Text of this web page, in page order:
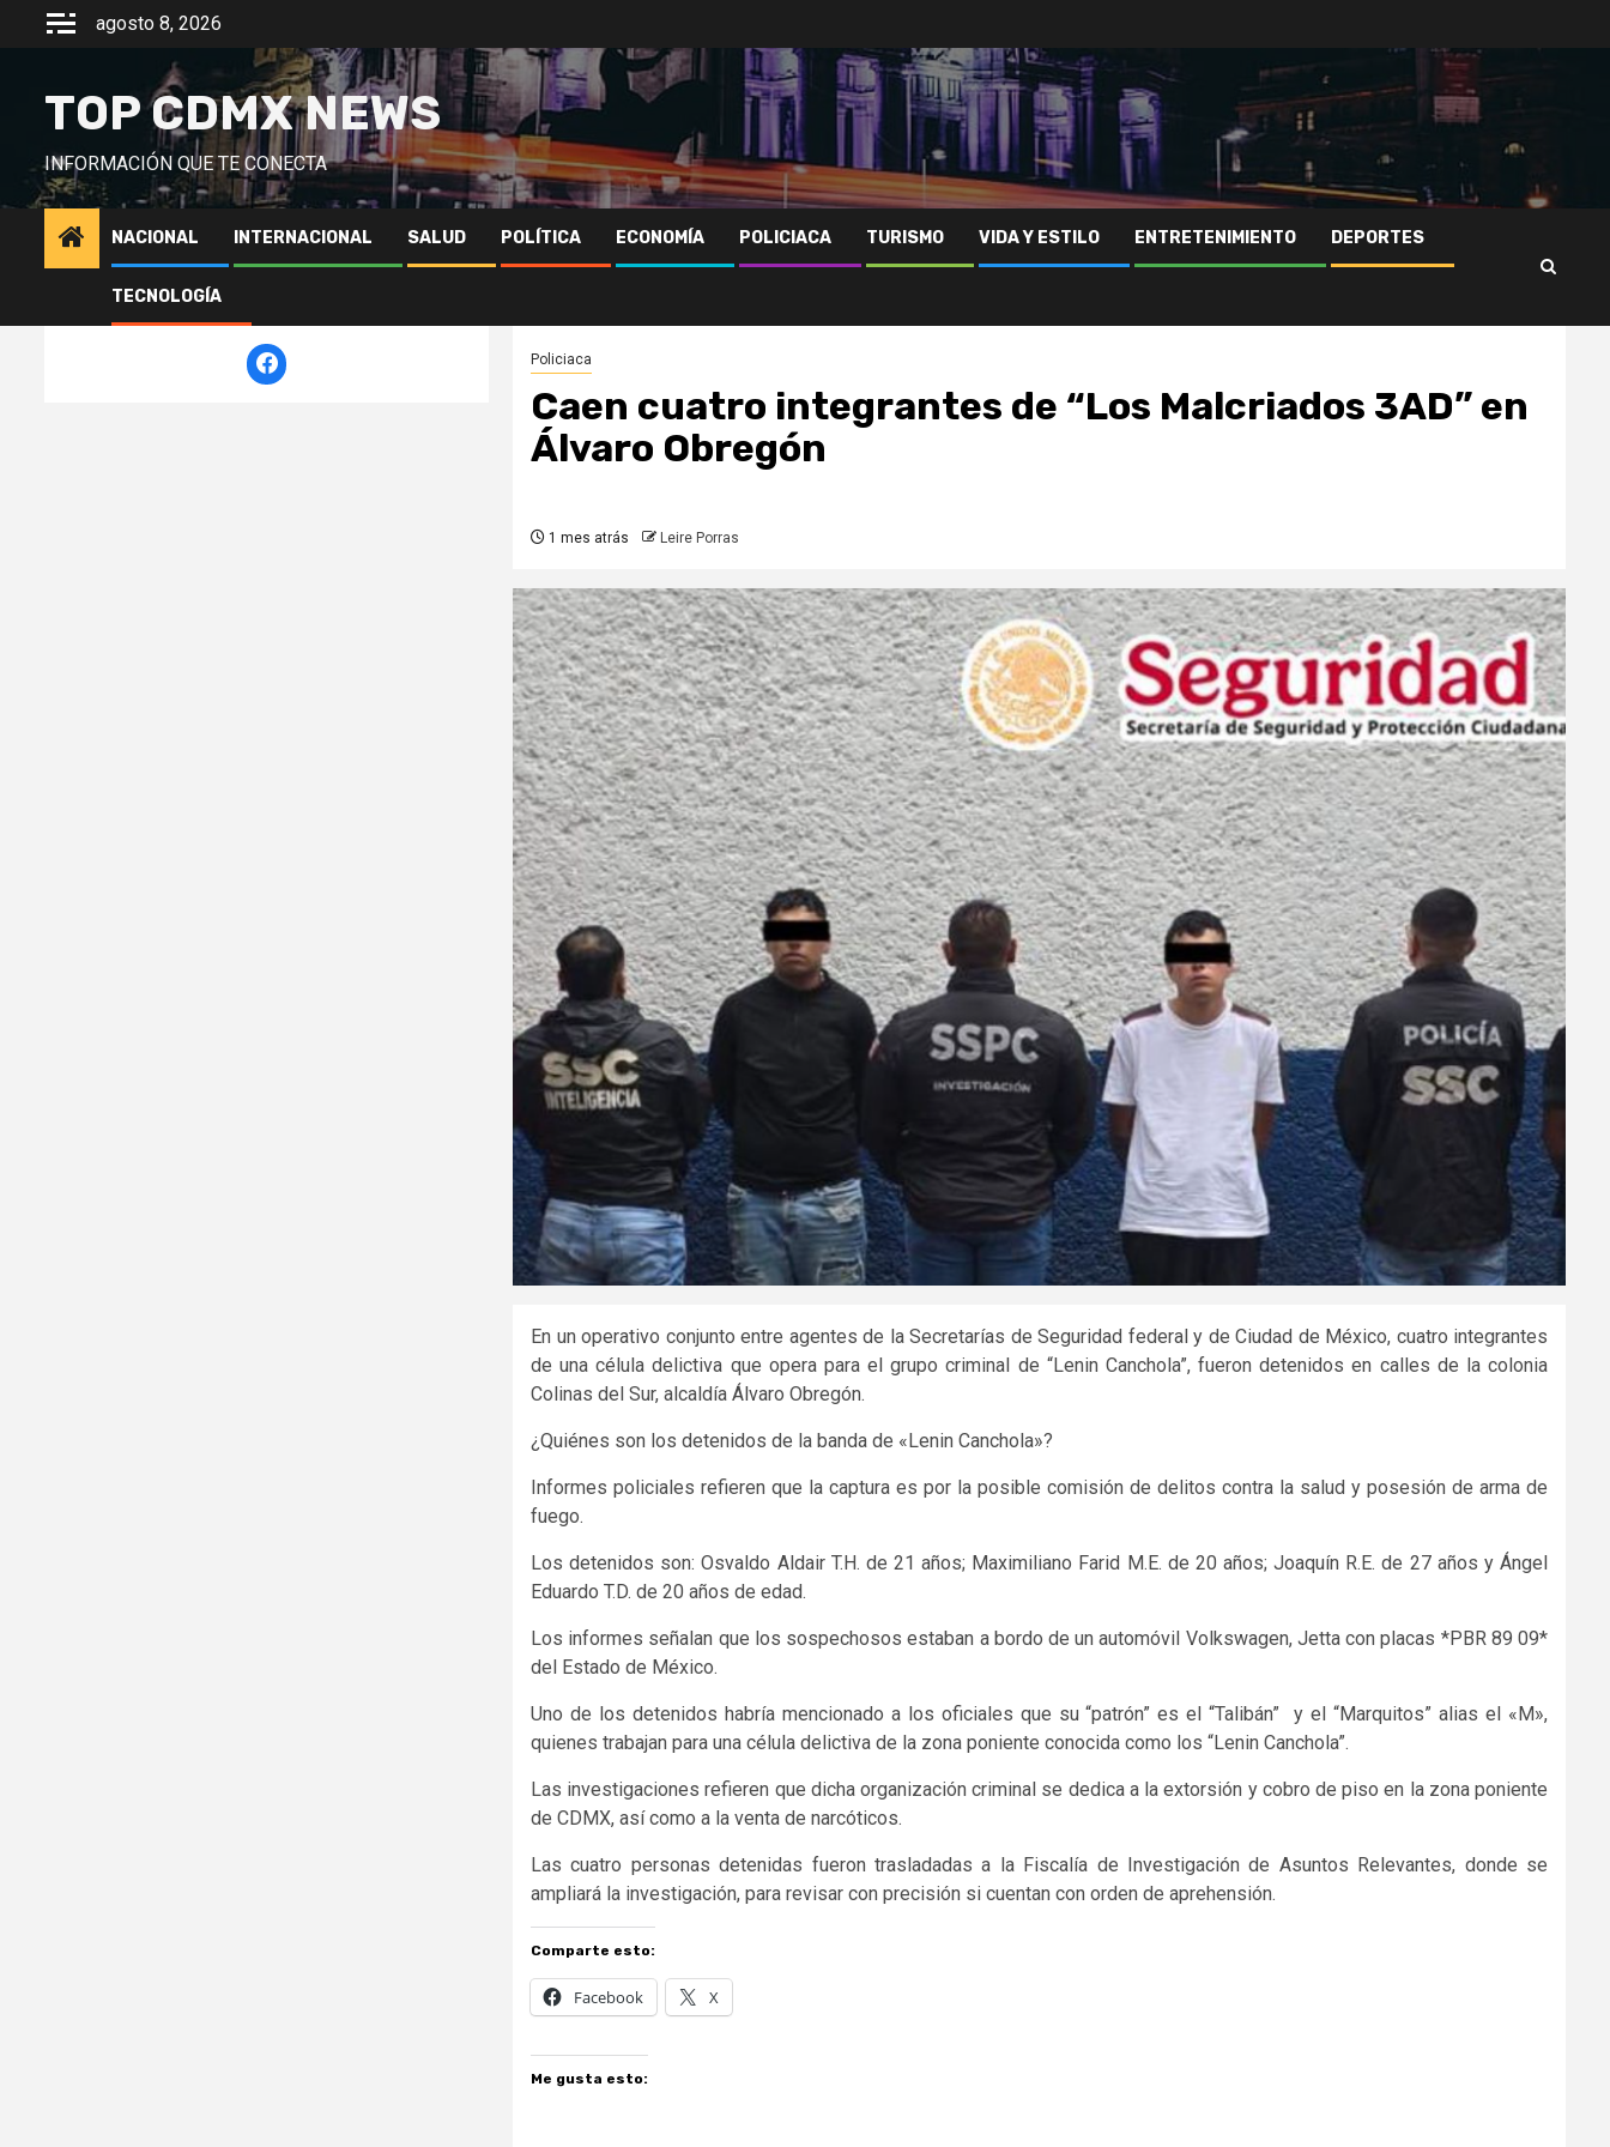
agosto 8, 2026
TOP CDMX NEWS
INFORMACIÓN QUE TE CONECTA
NACIONAL INTERNACIONAL SALUD POLÍTICA ECONOMÍA POLICIACA TURISMO VIDA Y ESTILO ENTRETENIMIENTO DEPORTES
TECNOLOGÍA
Policiaca
Caen cuatro integrantes de “Los Malcriados 3AD” en
Álvaro Obregón
1 mes atrás Leire Porras
En un operativo conjunto entre agentes de la Secretarías de Seguridad federal y de Ciudad de México, cuatro integrantes
de una célula delictiva que opera para el grupo criminal de “Lenin Canchola”, fueron detenidos en calles de la colonia
Colinas del Sur, alcaldía Álvaro Obregón.
¿Quiénes son los detenidos de la banda de «Lenin Canchola»?
Informes policiales refieren que la captura es por la posible comisión de delitos contra la salud y posesión de arma de
fuego.
Los detenidos son: Osvaldo Aldair T.H. de 21 años; Maximiliano Farid M.E. de 20 años; Joaquín R.E. de 27 años y Ángel
Eduardo T.D. de 20 años de edad.
Los informes señalan que los sospechosos estaban a bordo de un automóvil Volkswagen, Jetta con placas *PBR 89 09*
del Estado de México.
Uno de los detenidos habría mencionado a los oficiales que su “patrón” es el “Talibán” y el “Marquitos” alias el «M»,
quienes trabajan para una célula delictiva de la zona poniente conocida como los “Lenin Canchola”.
Las investigaciones refieren que dicha organización criminal se dedica a la extorsión y cobro de piso en la zona poniente
de CDMX, así como a la venta de narcóticos.
Las cuatro personas detenidas fueron trasladadas a la Fiscalía de Investigación de Asuntos Relevantes, donde se
ampliará la investigación, para revisar con precisión si cuentan con orden de aprehensión.
Comparte esto:
Facebook X
Me gusta esto: